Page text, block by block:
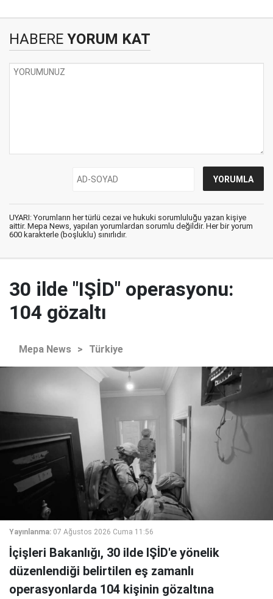
HABERE YORUM KAT
UYARI: Yorumların her türlü cezai ve hukuki sorumluluğu yazan kişiye
aittir. Mepa News, yapılan yorumlardan sorumlu değildir. Her bir yorum
600 karakterle (boşluklu) sınırlıdır.
30 ilde "IŞİD" operasyonu:
104 gözaltı
Mepa News > Türkiye
Yayınlanma: 07 Ağustos 2026 Cuma 11:56
İçişleri Bakanlığı, 30 ilde IŞİD'e yönelik
düzenlendiği belirtilen eş zamanlı
operasyonlarda 104 kişinin gözaltına